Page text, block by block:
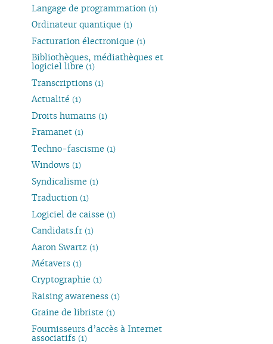
Langage de programmation (1)
Ordinateur quantique (1)
Facturation électronique (1)
Bibliothèques, médiathèques et
logiciel libre (1)
Transcriptions (1)
Actualité (1)
Droits humains (1)
Framanet (1)
Techno-fascisme (1)
Windows (1)
Syndicalisme (1)
Traduction (1)
Logiciel de caisse (1)
Candidats.fr (1)
Aaron Swartz (1)
Métavers (1)
Cryptographie (1)
Raising awareness (1)
Graine de libriste (1)
Fournisseurs d’accès à Internet
associatifs (1)